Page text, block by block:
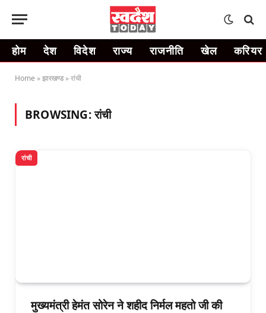
होम देश विदेश राज्य राजनीति खेल करियर
Home »झारखण्ड»रांची
BROWSING:रांची
रांची
मुख्यमंत्री हेमंत सोरेन ने शहीद निर्मल महतो जी की